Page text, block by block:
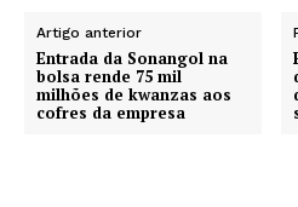
Artigo anterior
Entrada da Sonangol na
bolsa rende 75 mil
milhões de kwanzas aos
cofres da empresa